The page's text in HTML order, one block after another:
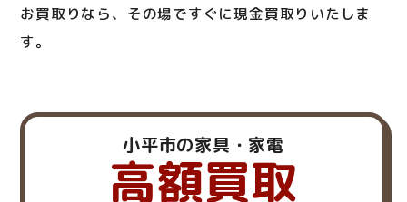
お買取りなら、その場ですぐに現金買取りいたしま
す。
小平市の家具・家電
高額買取